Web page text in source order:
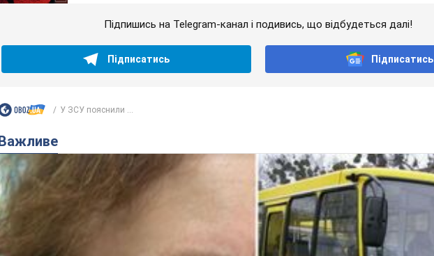
Підпишись на Telegram-канал і подивись, що відбудеться далі!
Підписатись Підписатись
У ЗСУ пояснили ...
Важливе